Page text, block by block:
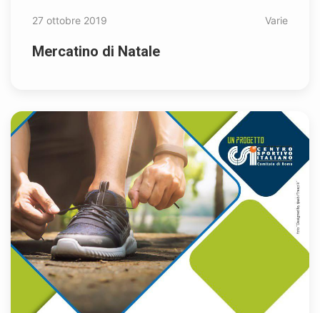
27 ottobre 2019 Varie
Mercatino di Natale